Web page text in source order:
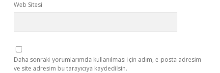
Web Sitesi
Daha sonraki yorumlarımda kullanılması için adım, e-posta adresim
ve site adresim bu tarayıcıya kaydedilsin.